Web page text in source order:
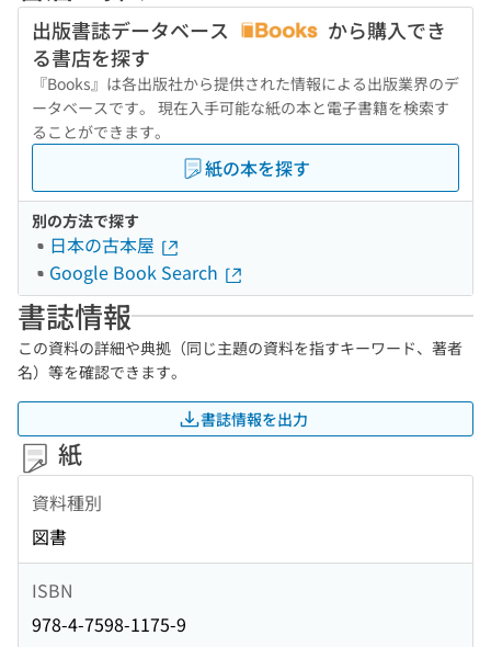
出版書誌データベース
から購入でき
る書店を探す
『Books』は各出版社から提供された情報による出版業界のデ
ータベースです。 現在入手可能な紙の本と電子書籍を検索す
ることができます。
紙の本を探す
別の方法で探す
日本の古本屋
Google Book Search
書誌情報
この資料の詳細や典拠（同じ主題の資料を指すキーワード、著者
名）等を確認できます。
書誌情報を出力
紙
資料種別
図書
ISBN
978-4-7598-1175-9